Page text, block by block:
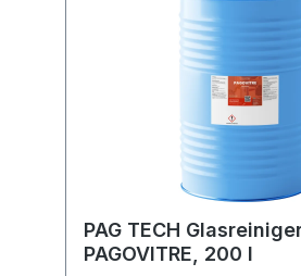
PAG TECH
PAGOVITRE, 200 l